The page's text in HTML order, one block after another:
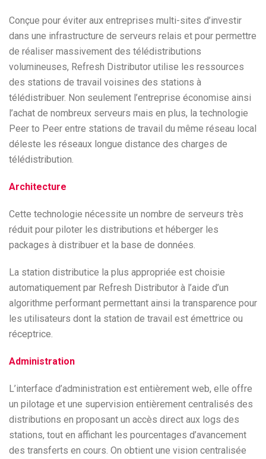
Conçue pour éviter aux entreprises multi-sites d’investir
dans une infrastructure de serveurs relais et pour permettre
de réaliser massivement des télédistributions
volumineuses, Refresh Distributor utilise les ressources
des stations de travail voisines des stations à
télédistribuer. Non seulement l’entreprise économise ainsi
l’achat de nombreux serveurs mais en plus, la technologie
Peer to Peer entre stations de travail du même réseau local
déleste les réseaux longue distance des charges de
télédistribution.
Architecture
Cette technologie nécessite un nombre de serveurs très
réduit pour piloter les distributions et héberger les
packages à distribuer et la base de données.
La station distributice la plus appropriée est choisie
automatiquement par Refresh Distributor à l’aide d’un
algorithme performant permettant ainsi la transparence pour
les utilisateurs dont la station de travail est émettrice ou
réceptrice.
Administration
L’interface d’administration est entièrement web, elle offre
un pilotage et une supervision entièrement centralisés des
distributions en proposant un accès direct aux logs des
stations, tout en affichant les pourcentages d’avancement
des transferts en cours. On obtient une vision centralisée